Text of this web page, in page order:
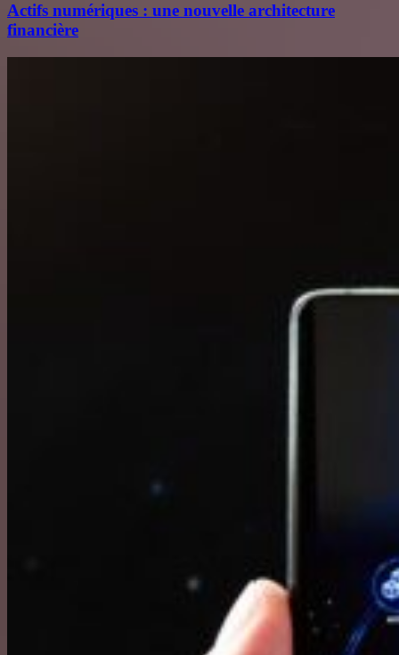
Actifs numériques : une nouvelle architecture
financière